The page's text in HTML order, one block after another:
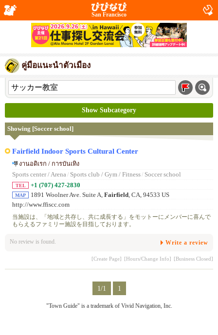
San Francisco
คู่มือแนะนำตัวเมือง
Show Subcategory
Showing [Soccer school]
Fairfield Indoor Sports Cultural Center
งานอดิเรก / การบันเทิง
Sports center / Arena/ Sports club / Gym / Fitness/ Soccer school
TEL +1 (707) 427-2830
MAP 1891 Woolner Ave. Suite A, Fairfield, CA, 94533 US
http://www.ffiscc.com
当施設は、「地域と共存し、共に成長する」をモットーにメンバーに喜んで
もらえるファミリー施設を目指しております。
No review is found. Write a review
[Create Page] [Hours/Change Info] [Business Closed]
1/1 1
"Town Guide" is a trademark of Vivid Navigation, Inc.